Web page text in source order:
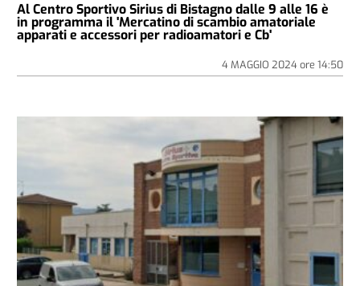
Al Centro Sportivo Sirius di Bistagno dalle 9 alle 16 è
in programma il 'Mercatino di scambio amatoriale
apparati e accessori per radioamatori e Cb'
4 MAGGIO 2024ore 14:50